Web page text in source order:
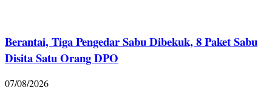
Berantai, Tiga Pengedar Sabu Dibekuk, 8 Paket Sabu
Disita Satu Orang DPO
07/08/2026